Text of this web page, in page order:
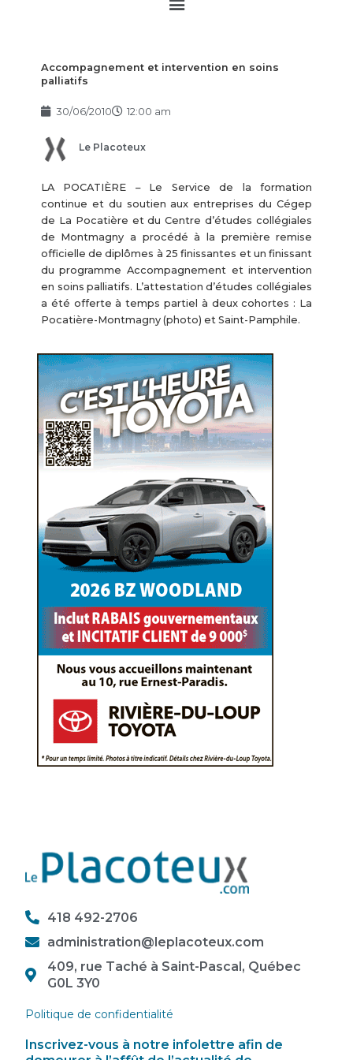
Accompagnement et intervention en soins
palliatifs
30/06/2010 12:00 am
Le Placoteux
LA POCATIÈRE – Le Service de la formation
continue et du soutien aux entreprises du Cégep
de La Pocatière et du Centre d’études collégiales
de Montmagny a procédé à la première remise
officielle de diplômes à 25 finissantes et un finissant
du programme Accompagnement et intervention
en soins palliatifs. L’attestation d’études collégiales
a été offerte à temps partiel à deux cohortes : La
Pocatière-Montmagny (photo) et Saint-Pamphile.
418 492-2706
administration@leplacoteux.com
409, rue Taché à Saint-Pascal, Québec
G0L 3Y0
Politique de confidentialité
Inscrivez-vous à notre infolettre afin de